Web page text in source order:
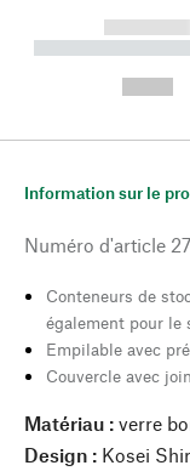
------------
-----------
Information sur le
Numéro d'article
Conteneurs de
également pour le
Empilable avec
Couvercle avec
Matériau : verre
Design : Kosei